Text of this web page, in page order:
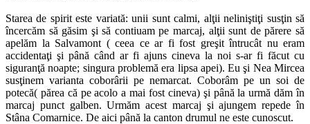
Starea de spirit este variată: unii sunt calmi, alţii neliniştiţi susţin să
încercăm să găsim şi să contiuam pe marcaj, alţii sunt de părere să
apelăm la Salvamont ( ceea ce ar fi fost greşit întrucât nu eram
accidentaţi şi până când ar fi ajuns cineva la noi s-ar fi făcut cu
siguranţă noapte; singura problemă era lipsa apei). Eu şi Nea Mircea
susţinem varianta coborârii pe nemarcat. Coborâm pe un soi de
potecă( părea că pe acolo a mai fost cineva) şi până la urmă dăm în
marcaj punct galben. Urmăm acest marcaj şi ajungem repede în
Stâna Comarnice. De aici până la canton drumul ne este cunoscut.